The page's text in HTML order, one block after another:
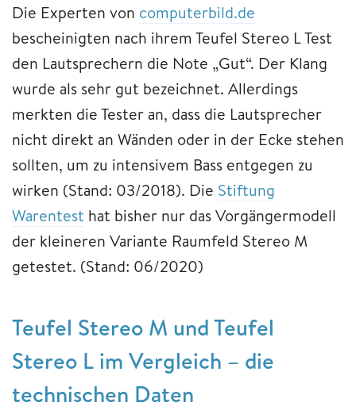
Die Experten von computerbild.de
bescheinigten nach ihrem Teufel Stereo L Test
den Lautsprechern die Note „Gut“. Der Klang
wurde als sehr gut bezeichnet. Allerdings
merkten die Tester an, dass die Lautsprecher
nicht direkt an Wänden oder in der Ecke stehen
sollten, um zu intensivem Bass entgegen zu
wirken (Stand: 03/2018). Die Stiftung
Warentest hat bisher nur das Vorgängermodell
der kleineren Variante Raumfeld Stereo M
getestet. (Stand: 06/2020)
Teufel Stereo M und Teufel
Stereo L im Vergleich – die
technischen Daten